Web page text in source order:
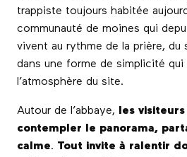
trappiste toujours habitée
communauté de moines qui
vivent au rythme de la prière, du
dans une forme de simplicité qui
l’atmosphère du site.
Autour de l’abbaye,
les
contempler le panorama,
calme. Tout invite à ralentir